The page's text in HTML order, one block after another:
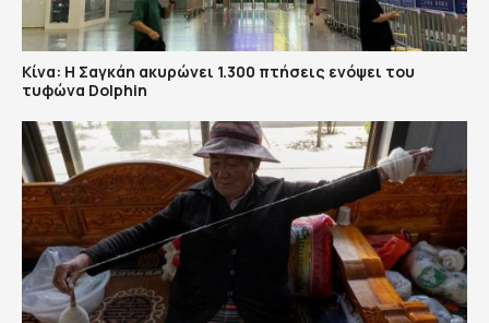
Κίνα: Η Σαγκάη ακυρώνει 1.300 πτήσεις ενόψει του
τυφώνα Dolphin